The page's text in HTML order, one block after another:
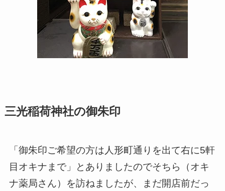
三光稲荷神社の御朱印
「御朱印ご希望の方は人形町通りを出て右に5軒
目オキナまで」とありましたのでそちら（オキ
ナ薬局さん）を訪ねましたが、まだ開店前だっ